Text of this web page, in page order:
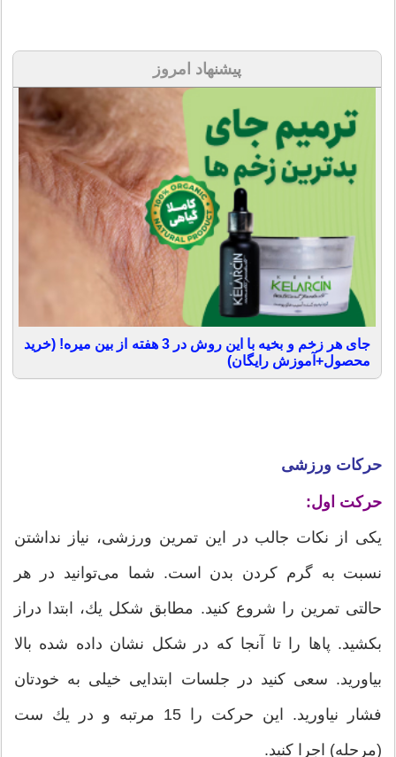
پیشنهاد امروز
جای هر زخم و بخیه با این روش در 3 هفته از بین میره! (خرید
محصول+آموزش رایگان)
حرکات ورزشی
حركت اول:
یكی از نكات جالب در این تمرین ورزشی، نیاز نداشتن
نسبت به گرم كردن بدن است. شما می‌توانید در هر
حالتی تمرین را شروع كنید. مطابق شكل یك، ابتدا دراز
بكشید. پاها را تا آنجا كه در شكل نشان داده شده بالا
بیاورید. سعی كنید در جلسات ابتدایی خیلی به خودتان
فشار نیاورید. این حركت را 15 مرتبه و در یك ست
(مرحله) اجرا كنید.